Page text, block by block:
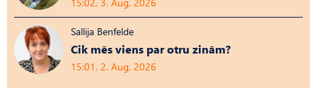
Sallija Benfelde
Cik mēs viens par otru zinām?
15:01, 2. Aug, 2026